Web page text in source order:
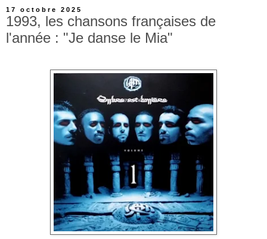
17 octobre 2025
1993, les chansons françaises de
l'année : "Je danse le Mia"